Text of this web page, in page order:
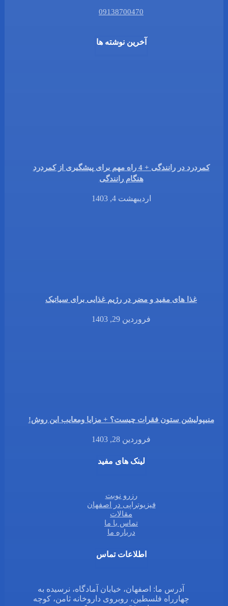
09138700470
آخرین نوشته ها
کمردرد در رانندگی + 4 راه مهم برای پیشگیری از کمردرد
هنگام رانندگی
اردیبهشت 4, 1403
غذا های مفید و مضر در رژیم غذایی برای سیاتیک
فروردین 29, 1403
منیپولیشن ستون فقرات چیست؟ + مزایا ومعایب این روش!
فروردین 28, 1403
لینک های مفید
رزرو نوبت
فیزیوتراپی در اصفهان
مقالات
تماس با ما
درباره ما
اطلاعات تماس
آدرس ما: اصفهان، خیابان آمادگاه، نرسیده به
چهارراه فلسطین، روبروی داروخانه ثامن، کوچه